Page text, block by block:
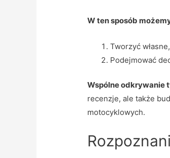
W ten sposób
Tworzyć
Podejmować
Wspólne odkrywanie
recenzje, ale także
motocyklowych.